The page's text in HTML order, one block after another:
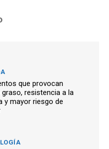
que provocan
graso, resistencia a la
y mayor riesgo de